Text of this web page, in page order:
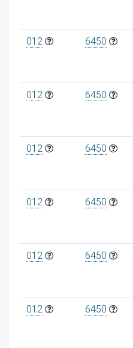
012 6450
012 6450
012 6450
012 6450
012 6450
012 6450